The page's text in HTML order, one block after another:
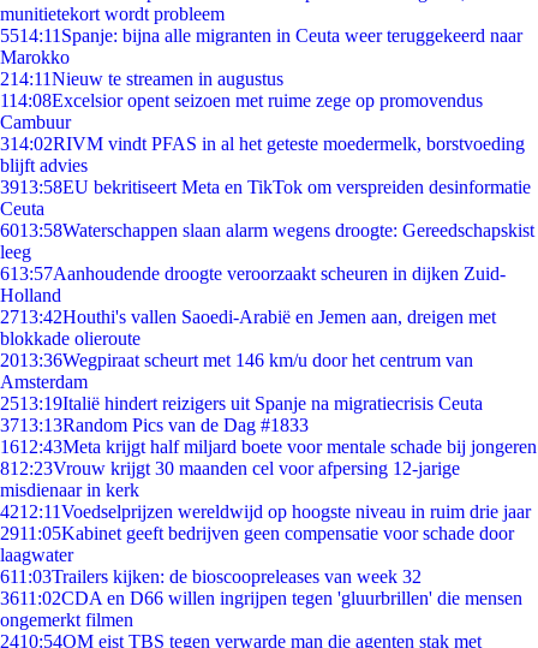
munitietekort wordt probleem
5514:11 Spanje: bijna alle migranten in Ceuta weer teruggekeerd naar
Marokko
214:11Nieuw te streamen in augustus
114:08Excelsior opent seizoen met ruime zege op promovendus
Cambuur
314:02RIVM vindt PFAS in al het geteste moedermelk, borstvoeding
blijft advies
3913:58EU bekritiseert Meta en TikTok om verspreiden desinformatie
Ceuta
6013:58Waterschappen slaan alarm wegens droogte: Gereedschapskist
leeg
613:57Aanhoudende droogte veroorzaakt scheuren in dijken Zuid-
Holland
2713:42Houthi's vallen Saoedi-Arabië en Jemen aan, dreigen met
blokkade olieroute
2013:36Wegpiraat scheurt met 146 km/u door het centrum van
Amsterdam
2513:19Italië hindert reizigers uit Spanje na migratiecrisis Ceuta
3713:13Random Pics van de Dag #1833
1612:43Meta krijgt half miljard boete voor mentale schade bij jongeren
812:23Vrouw krijgt 30 maanden cel voor afpersing 12-jarige
misdienaar in kerk
4212:11Voedselprijzen wereldwijd op hoogste niveau in ruim drie jaar
2911:05Kabinet geeft bedrijven geen compensatie voor schade door
laagwater
611:03Trailers kijken: de bioscoopreleases van week 32
3611:02CDA en D66 willen ingrijpen tegen 'gluurbrillen' die mensen
ongemerkt filmen
2410:54OM eist TBS tegen verwarde man die agenten stak met